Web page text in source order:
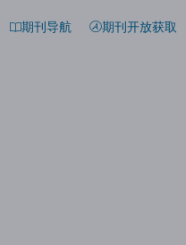
期刊导航 期刊开放获取